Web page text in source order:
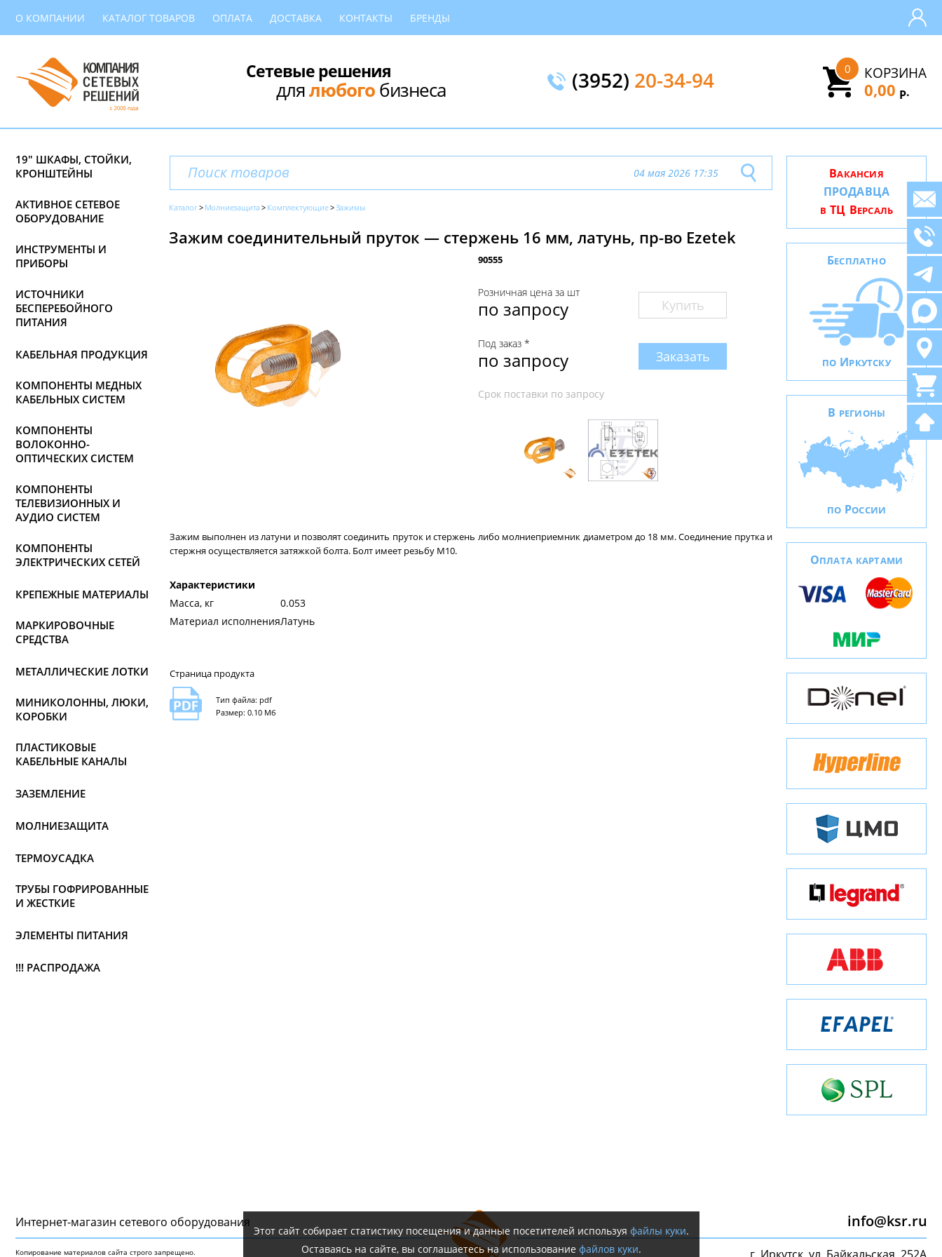
О КОМПАНИИ КАТАЛОГ ТОВАРОВ ОПЛАТА ДОСТАВКА КОНТАКТЫ БРЕНДЫ
Сетевые решения
длялюбогобизнеса (3952) 20-34-94 КОРЗИНА
0
0,00 Р.
19" ШКАФЫ, СТОЙКИ,
КРОНШТЕЙНЫ
АКТИВНОЕ СЕТЕВОЕ
ОБОРУДОВАНИЕ
ИНСТРУМЕНТЫ И
ПРИБОРЫ
ИСТОЧНИКИ
БЕСПЕРЕБОЙНОГО
ПИТАНИЯ
КАБЕЛЬНАЯ ПРОДУКЦИЯ
КОМПОНЕНТЫ МЕДНЫХ
КАБЕЛЬНЫХ СИСТЕМ
КОМПОНЕНТЫ
ВОЛОКОННО-
ОПТИЧЕСКИХ СИСТЕМ
КОМПОНЕНТЫ
ТЕЛЕВИЗИОННЫХ И
АУДИО СИСТЕМ
КОМПОНЕНТЫ
ЭЛЕКТРИЧЕСКИХ СЕТЕЙ
КРЕПЕЖНЫЕ МАТЕРИАЛЫ
МАРКИРОВОЧНЫЕ
СРЕДСТВА
МЕТАЛЛИЧЕСКИЕ ЛОТКИ
МИНИКОЛОННЫ, ЛЮКИ,
КОРОБКИ
ПЛАСТИКОВЫЕ
КАБЕЛЬНЫЕ КАНАЛЫ
ЗАЗЕМЛЕНИЕ
МОЛНИЕЗАЩИТА
ТЕРМОУСАДКА
ТРУБЫ ГОФРИРОВАННЫЕ
И ЖЕСТКИЕ
ЭЛЕМЕНТЫ ПИТАНИЯ
!!! РАСПРОДАЖА
04 мая 2026 17:35
Каталог Молниезащита Комплектующие Зажимы
Зажим соединительный пруток — стержень 16 мм, латунь, пр-во Ezetek
90555
Розничная цена за шт
по запросу Купить
Под заказ *
по запросу Заказать
Срок поставки по запросу
Зажим выполнен из латуни и позволят соединить пруток и стержень либо молниеприемник диаметром до 18 мм. Соединение прутка и
стержня осуществляется затяжкой болта. Болт имеет резьбу М10.
Характеристики
Масса, кг
0.053
Материал исполненияЛатунь
Страница продукта
Тип файла: pdf
Размер: 0.10 Мб
ВАКАНСИЯ
ПРОДАВЦА
В ТЦ ВЕРСАЛЬ
БЕСПЛАТНО
ПО ИРКУТСКУ
В РЕГИОНЫ
ПО РОССИИ
ОПЛАТА КАРТАМИ
Интернет-магазин сетeвого оборудования
Копирование материалов сайта строго запрещено.
info@ksr.ru
Этот сайт собирает статистику посещения и данные посетителей используя файлы куки.
Оставаясь на сайте, вы соглашаетесь на использование файлов куки.